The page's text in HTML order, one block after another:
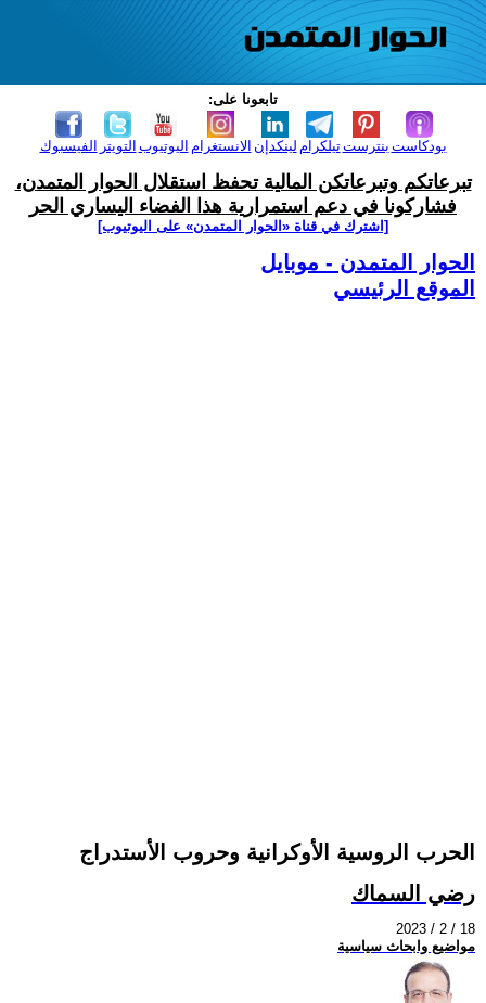
تابعونا على:
الفيسبوك التويتر اليوتيوب الانستغرام لينكدإن تيلكرامبنترست بودكاست
تبرعاتكم وتبرعاتكن المالية تحفظ استقلال الحوار المتمدن،
فشاركونا في دعم استمرارية هذا الفضاء اليساري الحر
[اشترك في قناة ‫«الحوار المتمدن» على اليوتيوب]
الحوار المتمدن - موبايل
الموقع الرئيسي
الحرب الروسية الأوكرانية وحروب الأستدراج
رضي السماك
2023 / 2 / 18
مواضيع وابحاث سياسية